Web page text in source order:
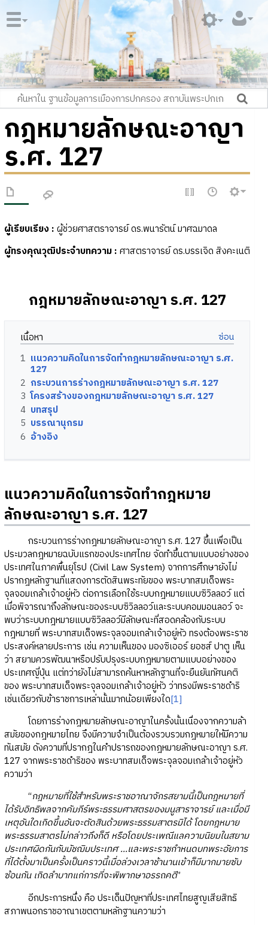
กฎหมายลักษณะอาญา
ร.ศ. 127
ผู้เรียบเรียง : ผู้ช่วยศาสตราจารย์ ดร.พนารัตน์ มาศฉมาดล
ผู้ทรงคุณวุฒิประจำบทความ : ศาสตราจารย์ ดร.บรรเจิด สิงคะเนติ
กฎหมายลักษณะอาญา ร.ศ. 127
เนื้อหา
1 แนวความคิดในการจัดทำกฎหมายลักษณะอาญา ร.ศ.
127
2 กระบวนการร่างกฎหมายลักษณะอาญา ร.ศ. 127
3 โครงสร้างของกฎหมายลักษณะอาญา ร.ศ. 127
4 บทสรุป
5 บรรณานุกรม
6 อ้างอิง
แนวความคิดในการจัดทำกฎหมาย
ลักษณะอาญา ร.ศ. 127
กระบวนการร่างกฎหมายลักษณะอาญา ร.ศ. 127 ขึ้นเพื่อเป็น
ประมวลกฎหมายฉบับแรกของประเทศไทย จัดทำขึ้นตามแบบอย่างของ
ประเทศในภาคพื้นยุโรป (Civil Law System) จากการศึกษายังไม่
ปรากฎหลักฐานที่แสดงการตัดสินพระทัยของ พระบาทสมเด็จพระ
จุลจอมเกล้าเจ้าอยู่หัว ต่อการเลือกใช้ระบบกฎหมายแบบซิวิลลอว์ แต่
เมื่อพิจารณาถึงลักษณะของระบบซิวิลลอว์และระบบคอมมอนลอว์ จะ
พบว่าระบบกฎหมายแบบซิวิลลอว์มีลักษณะที่สอดคล้องกับระบบ
กฎหมายที่ พระบาทสมเด็จพระจุลจอมเกล้าเจ้าอยู่หัว ทรงต้องพระราช
ประสงค์หลายประการ เช่น ความเห็นของ มองซิเออร์ ยอชส์ ปาตู เห็น
ว่า สยามควรพัฒนาหรือปรับปรุงระบบกฎหมายตามแบบอย่างของ
ประเทศญี่ปุ่น แต่ทว่ายังไม่สามารถค้นหาหลักฐานที่จะยืนยันทัศนคติ
ของ พระบาทสมเด็จพระจุลจอมเกล้าเจ้าอยู่หัว ว่าทรงมีพระราชดำริ
เช่นเดียวกับข้าราชการเหล่านั้นมากน้อยเพียงใด[1]
โดยการร่างกฎหมายลักษณะอาญาในครั้งนั้นเนื่องจากความล้า
สมัยของกฎหมายไทย จึงมีความจำเป็นต้องรวบรวมกฎหมายให้มีความ
ทันสมัย ดังความที่ปรากฎในคำปรารถของกฎหมายลักษณะอาญา ร.ศ.
127 จากพระราชดำริของ พระบาทสมเด็จพระจุลจอมเกล้าเจ้าอยู่หัว
ความว่า
“กฎหมายที่ใช้สำหรับพระราชอาณาจักรสยามนี้เป็นกฎหมายที่
ได้รับอิทธิพลจากคัมภีร์พระธรรมศาสตรของมนูสาราจารย์ และเมื่อมี
เหตุอันใดเกิดขึ้นอันจะตัดสินด้วยพระธรรมสาตรมิได้ โดยกฎหมาย
พระธรรมสาตรไม่กล่าวถึงก็ดี หรือโดยประเพณีแลความนิยมในสยาม
ประเทศผิดกันกับมัชฌิมประเทศ ...และพระราชกำหนดบทพระอัยการ
ที่ได้ตั้งมาเป็นครั้งเป็นคราวนี้เมื่อล่วงเวลาช้านานเข้าก็มีมากมายซับ
ซ้อนกัน เกิดลำบาทแก่การที่จะพิพากษาอรรถคดี”
อีกประการหนึ่ง คือ ประเด็นปัญหาที่ประเทศไทยสูญเสียสิทธิ
สภาพนอกราชอาณาเขตตามหลักฐานความว่า